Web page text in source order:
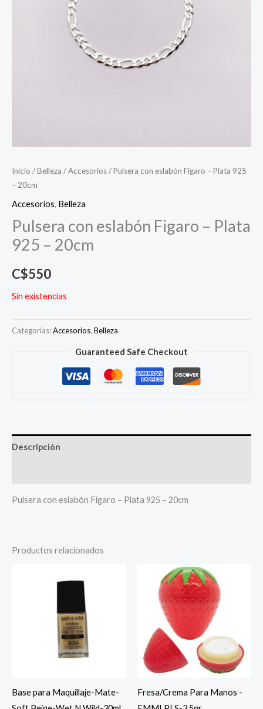
Inicio /Belleza /Accesorios/ Pulsera con eslabón Figaro – Plata 925
– 20cm
Accesorios, Belleza
Pulsera con eslabón Figaro – Plata
925 – 20cm
C$550
Sin existencias
Categorías:Accesorios, Belleza
Guaranteed Safe Checkout
Descripción
Pulsera con eslabón Figaro – Plata 925 – 20cm
Productos relacionados
Base para Maquillaje-Mate-
Fresa/Crema Para Manos -